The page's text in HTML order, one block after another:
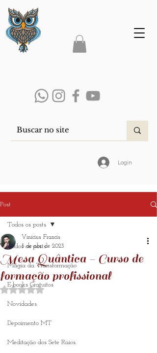
Login
Post
Todos os posts
Magia da Transformação
E-books Gratuitos
Novidades
Depoimento MT
Meditação dos Sete Raios
Todos os posts
Mesa Quântica - Curso de
formação profissional
Vinícius Francis
5 de abr. de 2023
Avaliado com NaN de 5 estrelas.